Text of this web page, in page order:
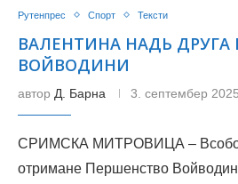
Рутенпрес Спорт Тексти
ВАЛЕНТИНА НАДЬ
ВОЙВОДИНИ
автор Д. Барна 3. септембер 2025
СРИМСКА МИТРОВИЦА –
отримане Першенство